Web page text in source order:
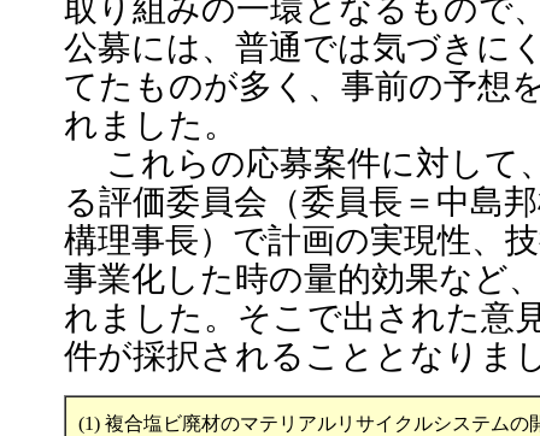
取り組みの一環となるもので
公募には、普通では気づきに
てたものが多く、事前の予想
れました。
これらの応募案件に対して
る評価委員会（委員長＝中島
構理事長）で計画の実現性、
事業化した時の量的効果など
れました。そこで出された意
件が採択されることとなりま
(1) 複合塩ビ廃材のマテリアルリサイクルシステム